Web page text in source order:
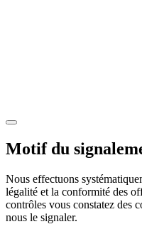
Motif du
Nous effectuons
légalité et la conformité des
contrôles vous constatez des
nous le signaler.